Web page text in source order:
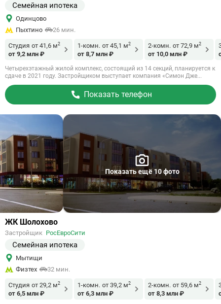
Семейная ипотека
Одинцово
Пыхтино
26 мин.
Студия от 41,6 м2
от 9,2 млн ₽
1-комн. от 45,1 м2
от 8,7 млн ₽
2-комн. от 72,9 м2
от 10,0 млн ₽
Четырехэтажный жилой комплекс, состоящий из 14 секций, планируется к
сдаче в 2021 году. Застройщиком выступает компания «Симон Дже...
Показать телефон
Показать ещё 10 фото
Ссылка
объект
ЖК Шолохово
Застройщик РосЕвроСити
Семейная ипотека
Мытищи
Физтех
32 мин.
Студия от 29,2 м2
от 6,5 млн ₽
1-комн. от 39,2 м2
от 6,3 млн ₽
2-комн. от 59,6 м2
от 8,3 млн ₽